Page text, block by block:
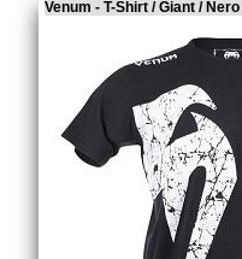
Venum - T-Shirt / Giant /